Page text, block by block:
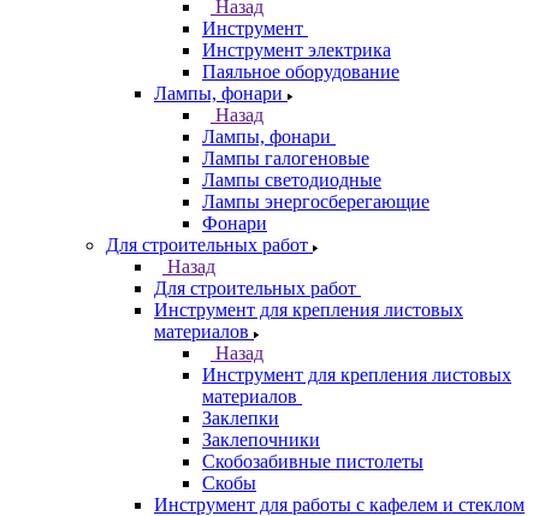
Назад
Инструмент
Инструмент электрика
Паяльное оборудование
Лампы, фонари
Назад
Лампы, фонари
Лампы галогеновые
Лампы светодиодные
Лампы энергосберегающие
Фонари
Для строительных работ
Назад
Для строительных работ
Инструмент для крепления листовых
материалов
Назад
Инструмент для крепления листовых
материалов
Заклепки
Заклепочники
Скобозабивные пистолеты
Скобы
Инструмент для работы с кафелем и стеклом